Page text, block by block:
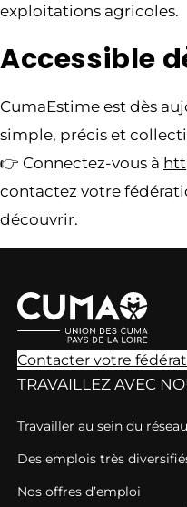
exploitations agricoles.
Accessible
CumaEstime est dès
simple, précis et
👉 Connectez-vous à
contactez votre
découvrir.
Contacter votre
TRAVAILLEZ AVEC
Travailler au sein du
Des emplois très
Nos offres d’emploi